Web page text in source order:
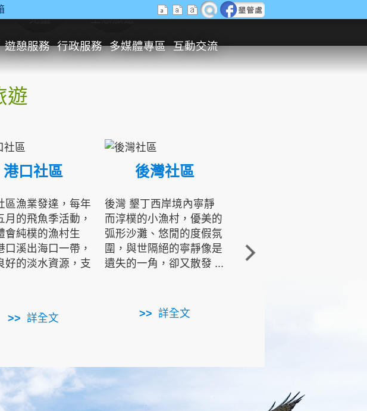
遊憩服務 行政服務 多媒體專區 互動交流
兒童 生態旅遊
遊
港口社區
區漁業發達，每年
月的飛魚季活動，
會純樸的漁村生
口溪出海口一帶，
好的淡水資源，支
詳全文
後灣社區
後灣 墾丁西岸境內寧靜
而淳樸的小漁村，優美的
弧形沙灘、悠閒的度假氛
圍，與世隔絕的寧靜像是
遺失的一角，卻又散發 ...
詳全文
角的端點，冬季海浪拍打
著礁岸，旺盛的侵蝕作